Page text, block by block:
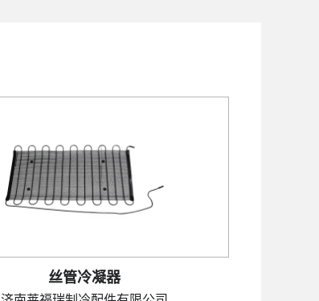
丝管冷凝器